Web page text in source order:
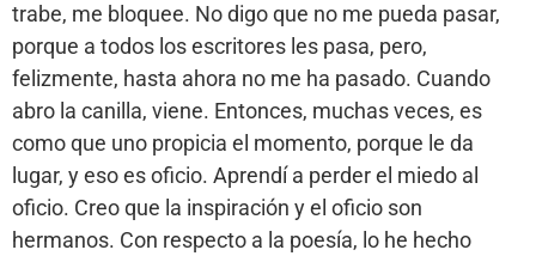
trabe, me bloquee. No digo que no me pueda pasar,
porque a todos los escritores les pasa, pero,
felizmente, hasta ahora no me ha pasado. Cuando
abro la canilla, viene. Entonces, muchas veces, es
como que uno propicia el momento, porque le da
lugar, y eso es oficio. Aprendí a perder el miedo al
oficio. Creo que la inspiración y el oficio son
hermanos. Con respecto a la poesía, lo he hecho